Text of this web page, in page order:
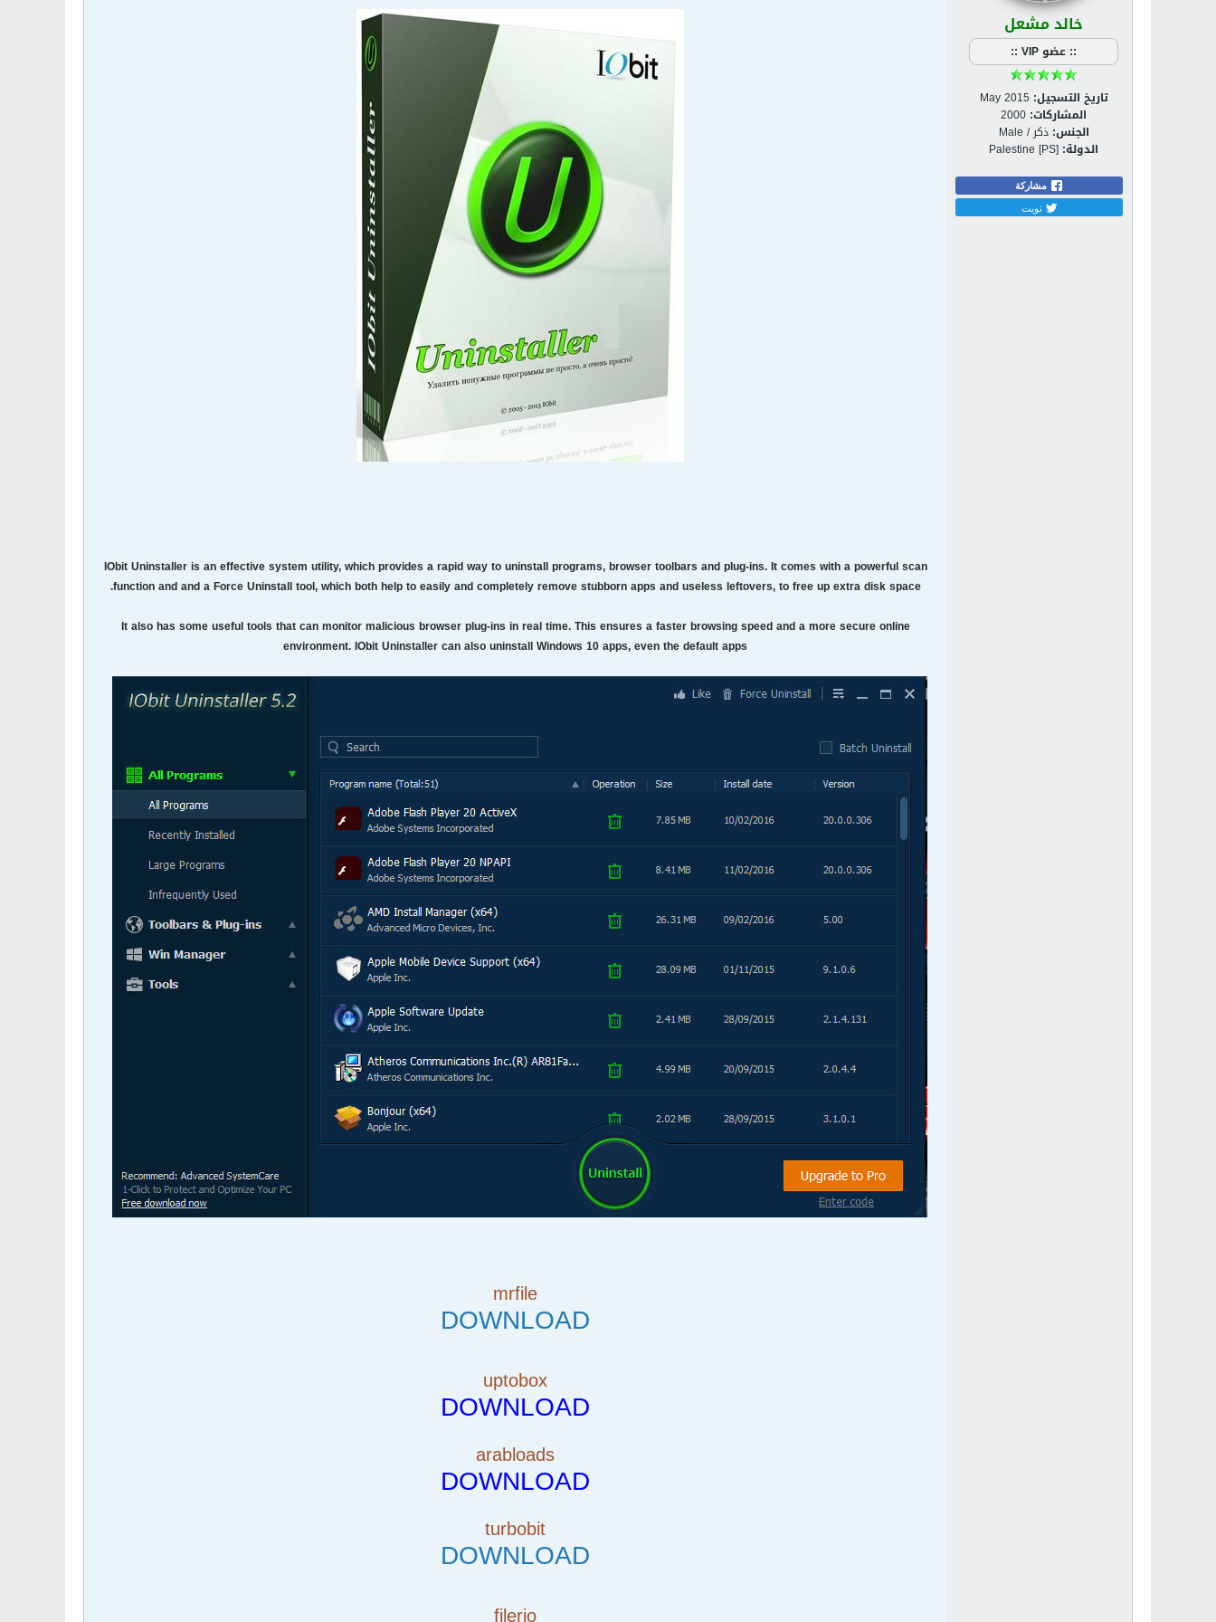
خالد مشعل
:: عضو VIP ::
تاريخ التسجيل: May 2015
المشاركات: 2000
الجنس: ذكر / Male
الدولة: Palestine [PS]
مشاركة
تويت
IObit Uninstaller is an effective system utility, which provides a rapid way to uninstall programs, browser toolbars and plug-ins. It comes with a powerful scan
function and and a Force Uninstall tool, which both help to easily and completely remove stubborn apps and useless leftovers, to free up extra disk space.
It also has some useful tools that can monitor malicious browser plug-ins in real time. This ensures a faster browsing speed and a more secure online
environment. IObit Uninstaller can also uninstall Windows 10 apps, even the default apps
mrfile
DOWNLOAD
uptobox
DOWNLOAD
arabloads
DOWNLOAD
turbobit
DOWNLOAD
filerio